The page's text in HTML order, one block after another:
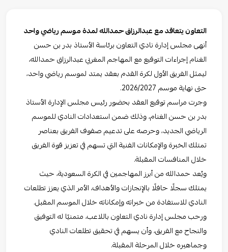
التعاون يتعاقد مع عبدالرزاق حمدالله لمدة موسم رياضي واحد
أنهى مجلس إدارة نادي التعاون برئاسة الأستاذ بدر بن حسن
الغنام إجراءات التوقيع مع المهاجم المغربي عبدالرزاق حمدالله،
ليمثل الفريق الأول لكرة القدم بعقد يمتد لموسم رياضي واحد،
حتى نهاية موسم 2026/2027.
وجرت مراسم توقيع العقد بحضور رئيس مجلس الإدارة الأستاذ
بدر بن حسن الغنام، وذلك ضمن استعدادات النادي للموسم
الرياضي الجديد، وحرصه على تدعيم صفوف الفريق بعناصر
تمتلك الخبرة والإمكانات الفنية التي تسهم في تعزيز قوة الفريق
خلال المنافسات المقبلة.
ويُعد حمدالله من أبرز المهاجمين في الكرة السعودية، حيث
يمتلك سجلًا حافلًا بالإنجازات والأهداف، الأمر الذي يعزز تطلعات
النادي للاستفادة من خبراته وإمكاناته خلال الموسم المقبل.
ورحب مجلس إدارة نادي التعاون باللاعب، متمنيًا له التوفيق
والنجاح مع الفريق، وأن يسهم في تحقيق تطلعات النادي
وجماهيره خلال المرحلة المقبلة.